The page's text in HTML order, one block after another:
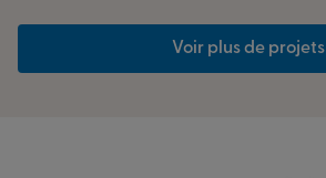
Voir plus de projets